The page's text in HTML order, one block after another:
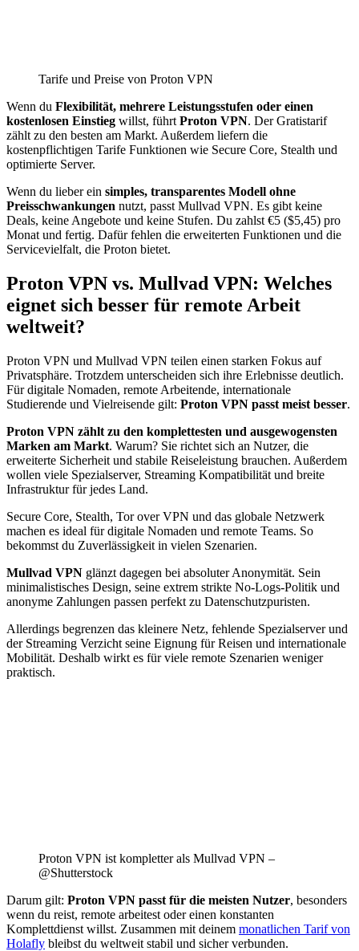
Tarife und Preise von Proton VPN
Wenn du Flexibilität, mehrere Leistungsstufen oder einen
kostenlosen Einstieg willst, führt Proton VPN. Der Gratistarif
zählt zu den besten am Markt. Außerdem liefern die
kostenpflichtigen Tarife Funktionen wie Secure Core, Stealth und
optimierte Server.
Wenn du lieber ein simples, transparentes Modell ohne
Preisschwankungen nutzt, passt Mullvad VPN. Es gibt keine
Deals, keine Angebote und keine Stufen. Du zahlst €5 ($5,45) pro
Monat und fertig. Dafür fehlen die erweiterten Funktionen und die
Servicevielfalt, die Proton bietet.
Proton VPN vs. Mullvad VPN: Welches
eignet sich besser für remote Arbeit
weltweit?
Proton VPN und Mullvad VPN teilen einen starken Fokus auf
Privatsphäre. Trotzdem unterscheiden sich ihre Erlebnisse deutlich.
Für digitale Nomaden, remote Arbeitende, internationale
Studierende und Vielreisende gilt: Proton VPN passt meist besser.
Proton VPN zählt zu den komplettesten und ausgewogensten
Marken am Markt. Warum? Sie richtet sich an Nutzer, die
erweiterte Sicherheit und stabile Reiseleistung brauchen. Außerdem
wollen viele Spezialserver, Streaming Kompatibilität und breite
Infrastruktur für jedes Land.
Secure Core, Stealth, Tor over VPN und das globale Netzwerk
machen es ideal für digitale Nomaden und remote Teams. So
bekommst du Zuverlässigkeit in vielen Szenarien.
Mullvad VPN glänzt dagegen bei absoluter Anonymität. Sein
minimalistisches Design, seine extrem strikte No-Logs-Politik und
anonyme Zahlungen passen perfekt zu Datenschutzpuristen.
Allerdings begrenzen das kleinere Netz, fehlende Spezialserver und
der Streaming Verzicht seine Eignung für Reisen und internationale
Mobilität. Deshalb wirkt es für viele remote Szenarien weniger
praktisch.
Proton VPN ist kompletter als Mullvad VPN –
@Shutterstock
Darum gilt: Proton VPN passt für die meisten Nutzer, besonders
wenn du reist, remote arbeitest oder einen konstanten
Komplettdienst willst. Zusammen mit deinem monatlichen Tarif von
Holafly bleibst du weltweit stabil und sicher verbunden.